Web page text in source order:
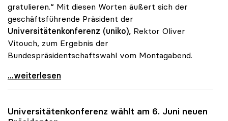
gratulieren.“ Mit diesen Worten äußert sich der
geschäftsführende Präsident der
Universitätenkonferenz (uniko), Rektor Oliver
Vitouch, zum Ergebnis der
Bundespräsidentschaftswahl vom Montagabend.
uniko gratuliert dem neuen Bundespräsidenten
...weiterlesen
Universitätenkonferenz wählt am 6. Juni neuen